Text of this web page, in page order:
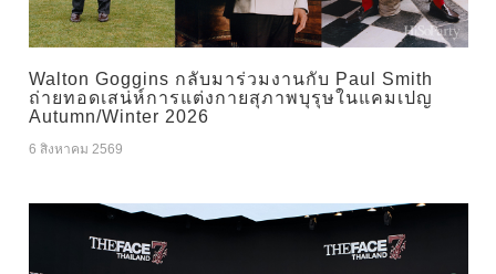
Walton Goggins กลับมาร่วมงานกับ Paul Smith
ถ่ายทอดเสน่ห์การแต่งกายสุภาพบุรุษในแคมเปญ
Autumn/Winter 2026
6 สิงหาคม 2569